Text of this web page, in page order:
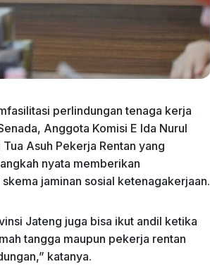
perlindungan tenaga kerja
Anggota Komisi E Ida Nurul
Asuh Pekerja Rentan yang
nyata memberikan
jaminan sosial ketenagakerjaan.
Jateng juga bisa ikut andil ketika
tangga maupun pekerja rentan
katanya.